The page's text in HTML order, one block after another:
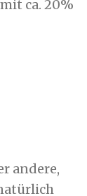
ca. 20%
andere,